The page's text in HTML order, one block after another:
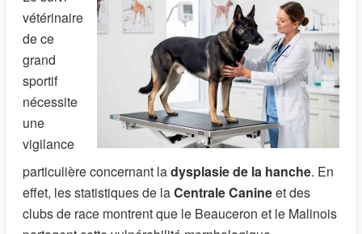
vétérinaire
de ce
grand
sportif
nécessite
une
vigilance
particulière concernant ladysplasie de la hanche. En
effet, les statistiques de laCentrale Canineet des
clubs de race montrent que le Beauceron et le Malinois